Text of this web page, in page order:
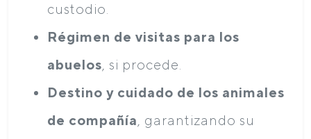
custodio.
Régimen de visitas para los
abuelos , si procede.
Destino y cuidado de los animales
de compañía , garantizando su